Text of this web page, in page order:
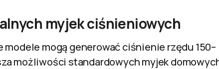
myjek ciśnieniowych
modele mogą generować ciśnienie rzędu 150–
możliwości standardowych myjek